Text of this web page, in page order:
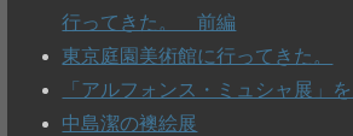
行ってきた。 前編
東京庭園美術館に行ってきた。
「アルフォンス・ミュシャ展」
中島潔の襖絵展